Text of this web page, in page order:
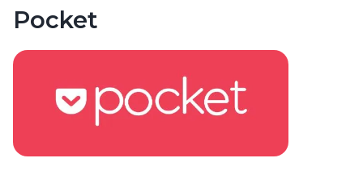
Pocket